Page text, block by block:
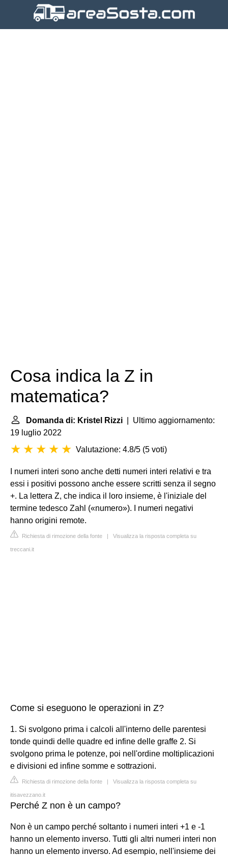
Cosa indica la Z in
matematica?
Domanda di: Kristel Rizzi | Ultimo aggiornamento:
19 luglio 2022
Valutazione: 4.8/5 (5 voti)
I numeri interi sono anche detti numeri interi relativi e tra
essi i positivi possono anche essere scritti senza il segno
+. La lettera Z, che indica il loro insieme, è l'iniziale del
termine tedesco Zahl («numero»). I numeri negativi
hanno origini remote.
Richiesta di rimozione della fonte | Visualizza la risposta completa su
treccani.it
Come si eseguono le operazioni in Z?
1. Si svolgono prima i calcoli all'interno delle parentesi
tonde quindi delle quadre ed infine delle graffe 2. Si
svolgono prima le potenze, poi nell'ordine moltiplicazioni
e divisioni ed infine somme e sottrazioni.
Richiesta di rimozione della fonte | Visualizza la risposta completa su
itisavezzano.it
Perché Z non è un campo?
Non è un campo perché soltanto i numeri interi +1 e -1
hanno un elemento inverso. Tutti gli altri numeri interi non
hanno un elemento inverso. Ad esempio, nell'insieme dei